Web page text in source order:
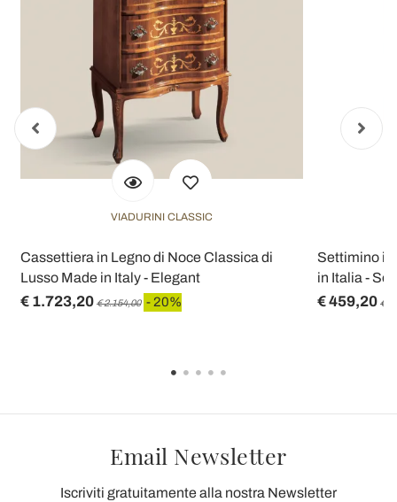
VIADURINI CLASSIC
Cassettiera in Legno di Noce Classica di
Lusso Made in Italy - Elegant
€ 1.723,20 € 2.154,00 - 20%
Settimino in
in Italia -
€ 459,20 €
Email Newsletter
Iscriviti gratuitamente alla nostra Newsletter